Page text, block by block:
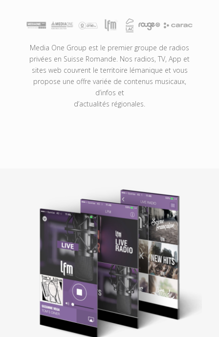
Media One Group est le premier groupe de radios
privées en Suisse Romande. Nos radios, TV, App et
sites web couvrent le territoire lémanique et vous
propose une offre variée de contenus musicaux,
d’infos et
d’actualités régionales.